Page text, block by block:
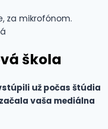
za mikrofónom.
škola
už počas štúdia
vaša mediálna